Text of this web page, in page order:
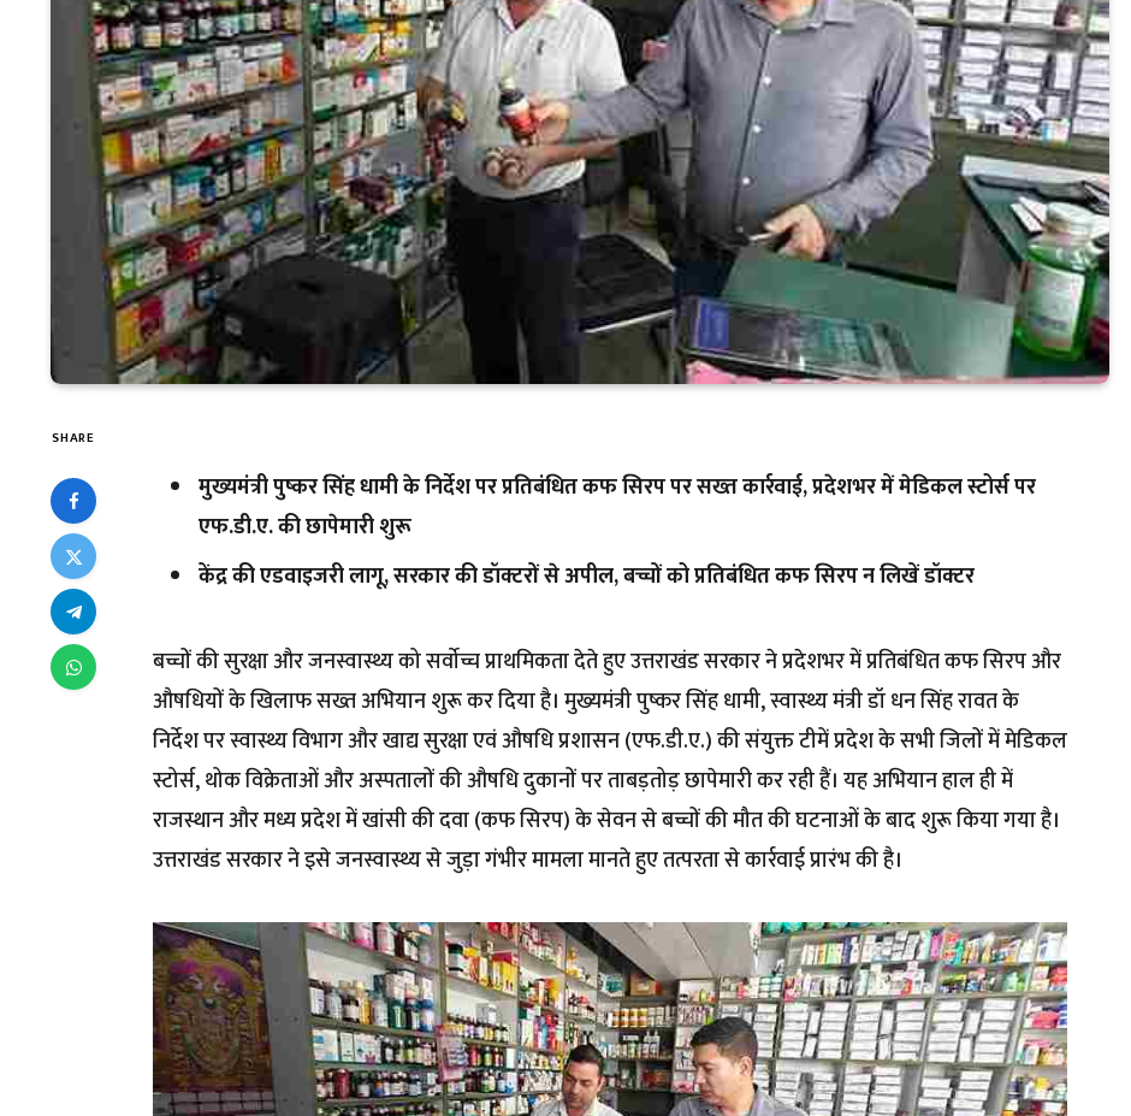
SHARE
मुख्यमंत्री पुष्कर सिंह धामी के निर्देश पर प्रतिबंधित कफ सिरप पर सख्त कार्रवाई, प्रदेशभर में मेडिकल स्टोर्स पर
एफ.डी.ए. की छापेमारी शुरू
केंद्र की एडवाइजरी लागू, सरकार की डॉक्टरों से अपील, बच्चों को प्रतिबंधित कफ सिरप न लिखें डॉक्टर
बच्चों की सुरक्षा और जनस्वास्थ्य को सर्वाेच्च प्राथमिकता देते हुए उत्तराखंड सरकार ने प्रदेशभर में प्रतिबंधित कफ सिरप और
औषधियों के खिलाफ सख्त अभियान शुरू कर दिया है। मुख्यमंत्री पुष्कर सिंह धामी, स्वास्थ्य मंत्री डॉ धन सिंह रावत के
निर्देश पर स्वास्थ्य विभाग और खाद्य सुरक्षा एवं औषधि प्रशासन (एफ.डी.ए.) की संयुक्त टीमें प्रदेश के सभी जिलों में मेडिकल
स्टोर्स, थोक विक्रेताओं और अस्पतालों की औषधि दुकानों पर ताबड़तोड़ छापेमारी कर रही हैं। यह अभियान हाल ही में
राजस्थान और मध्य प्रदेश में खांसी की दवा (कफ सिरप) के सेवन से बच्चों की मौत की घटनाओं के बाद शुरू किया गया है।
उत्तराखंड सरकार ने इसे जनस्वास्थ्य से जुड़ा गंभीर मामला मानते हुए तत्परता से कार्रवाई प्रारंभ की है।